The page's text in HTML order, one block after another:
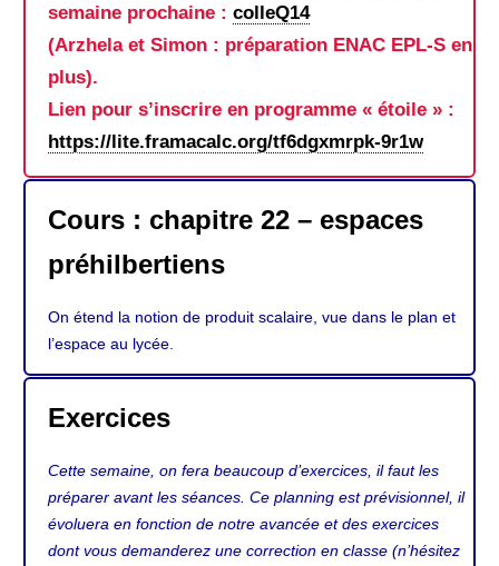
semaine prochaine : colleQ14
(Arzhela et Simon : préparation ENAC EPL-S en
plus).
Lien pour s’inscrire en programme « étoile » :
https://lite.framacalc.org/tf6dgxmrpk-9r1w
Cours : chapitre 22 – espaces
préhilbertiens
On étend la notion de produit scalaire, vue dans le plan et
l’espace au lycée.
Exercices
Cette semaine, on fera beaucoup d’exercices, ilfaut les
préparer avant les séances. Ce planning est prévisionnel, il
évoluera en fonction de notre avancée et des exercices
dont vous demanderez une correction en classe (n’hésitez